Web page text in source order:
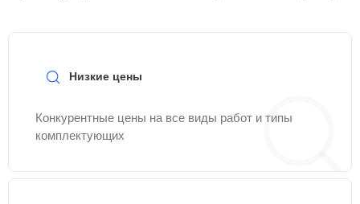
Низкие цены
Конкурентные цены на все виды работ и типы
комплектующих